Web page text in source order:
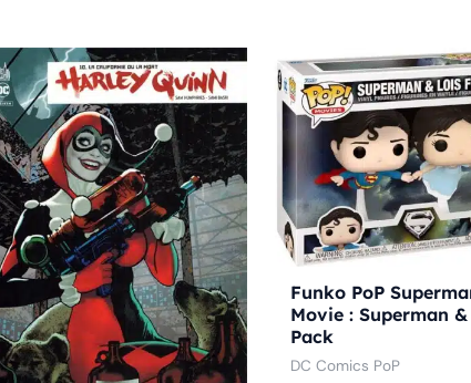
Funko PoP
Movie : Superman
Pack
DC Comics PoP